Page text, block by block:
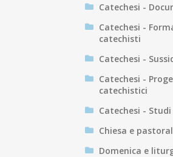
Catechesi -
Catechesi -
catechisti
Catechesi -
Catechesi -
catechistici
Catechesi -
Chiesa e
Domenica e